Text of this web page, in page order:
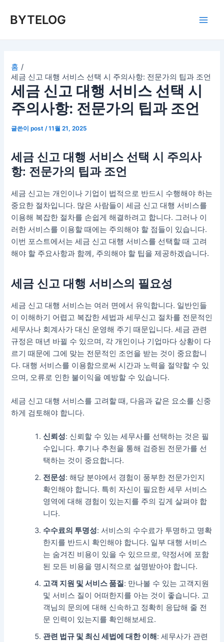
BYTELOG
홈
세금 신고 대행 서비스 선택 시 주의사항: 전문가의 팁과 조언
세금 신고 대행 서비스 선택 시
주의사항: 전문가의 팁과 조언
글쓴이post /11월 21, 2025
세금 신고 대행 서비스 선택 시 주의사
항: 전문가의 팁과 조언
세금 신고는 개인이나 기업이 법적으로 반드시 수행해야 하는
중요한 절차입니다. 많은 사람들이 세금 신고 대행 서비스를
이용해 복잡한 절차를 손쉽게 해결하려고 합니다. 그러나 이
러한 서비스를 이용할 때에는 주의해야 할 점들이 있습니다.
이번 포스트에서는 세금 신고 대행 서비스를 선택할 때 고려
해야 할 주요사항과 함께, 주의해야 할 팁을 제공하겠습니다.
세금 신고 대행 서비스의 필요성
세금 신고 대행 서비스는 여러 면에서 유익합니다. 일반인들
이 이해하기 어렵고 복잡한 세법과 세무신고 절차를 전문적인
세무사나 회계사가 대신 운영해 주기 때문입니다. 세금 관련
규정은 매년 바뀔 수 있으며, 각 개인이나 기업마다 상황이 다
르기 때문에 그에 맞는 전문적인 조언을 받는 것이 중요합니
다. 대행 서비스를 이용함으로써 시간과 노력을 절약할 수 있
으며, 오류로 인한 불이익을 예방할 수 있습니다.
세금 신고 대행 서비스를 고려할 때, 다음과 같은 요소를 신중
하게 검토해야 합니다.
신뢰성: 신뢰할 수 있는 세무사를 선택하는 것은 필
수입니다. 후기나 추천을 통해 검증된 전문가를 선
택하는 것이 중요합니다.
전문성: 해당 분야에서 경험이 풍부한 전문가인지
확인해야 합니다. 특히 자신이 필요한 세무 서비스
영역에 대해 경험이 있는지를 주의 깊게 살펴야 합
니다.
수수료의 투명성: 서비스의 수수료가 투명하고 명확
한지를 반드시 확인해야 합니다. 일부 대행 서비스
는 숨겨진 비용이 있을 수 있으므로, 약정서에 포함
된 모든 비용을 명시적으로 설명받아야 합니다.
고객 지원 및 서비스 품질: 만나볼 수 있는 고객지원
및 서비스 질이 어떠한지를 아는 것이 좋습니다. 고
객님의 문의에 대해 신속하고 정확히 응답해 줄 전
문 인력이 있는지를 확인해보세요.
관련 법규 및 최신 세법에 대한 이해 : 세무사가 관련